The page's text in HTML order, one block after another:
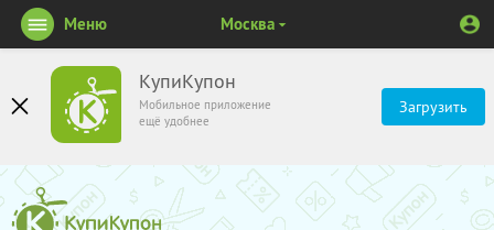
КупиКупон
Мобильное приложение
ещё удобнее
Загрузить
Меню Москва